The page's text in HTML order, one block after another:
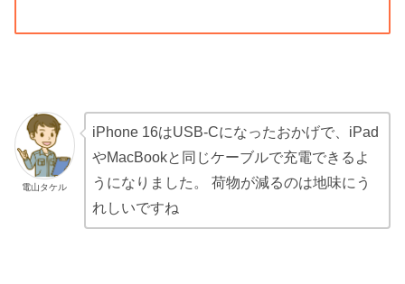
電山タケル
iPhone 16はUSB-Cになったおかげで、iPad
やMacBookと同じケーブルで充電できるよ
うになりました。 荷物が減るのは地味にう
れしいですね